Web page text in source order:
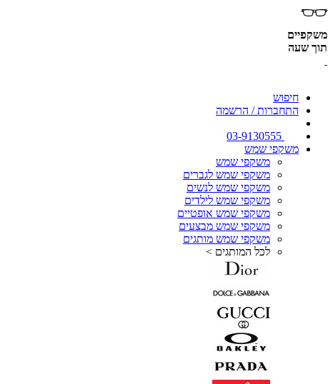
משקפיים
תוך שעה
חיפוש
התחברות / הרשמה
משקפי שמש
משקפי שמש
משקפי שמש לגברים
משקפי שמש לנשים
משקפי שמש לילדים
משקפי שמש אופטיים
משקפי שמש מבצעים
משקפי שמש מותגים
לכל המותגים >